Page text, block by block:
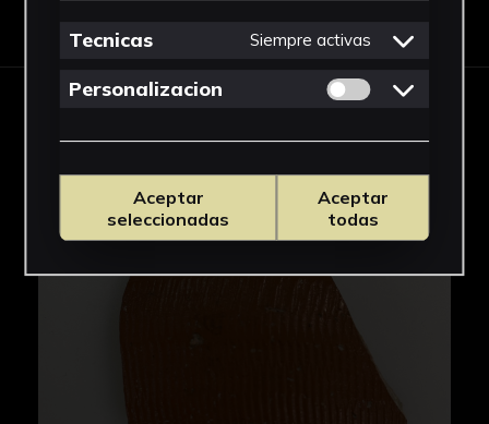
IMÁGENES
Tecnicas Siempre activas
Personalizacion Permitir cookies
Aceptar
seleccionadas
Aceptar
todas